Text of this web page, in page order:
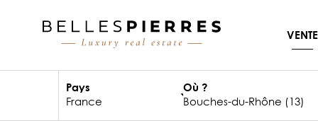
VENTE
Pays Où ?